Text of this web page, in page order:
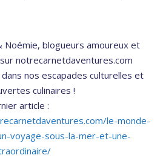
Noémie, blogueurs amoureux et
notrecarnetdaventures.com
dans nos escapades culturelles et
culinaires !
article :
le-monde-
voyage-sous-la-mer-et-une-